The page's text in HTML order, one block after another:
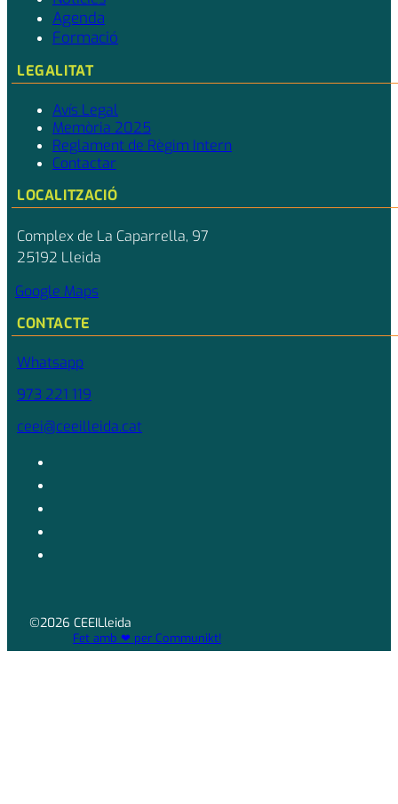
Agenda
Formació
LEGALITAT
Avís Legal
Memòria 2025
Reglament de Règim Intern
Contactar
LOCALITZACIÓ
Complex de La Caparrella, 97
25192 Lleida
Google Maps
CONTACTE
Whatsapp
973 221 119
ceei@ceeilleida.cat
©2026 CEEILleida
Fet amb ❤ per Communikt!